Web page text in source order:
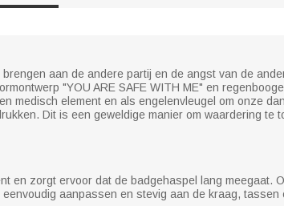
aan de andere partij en de angst van de
"YOU ARE SAFE WITH ME" en
medisch element en als engelenvleugel om onze
Dit is een geweldige manier om waardering te
en zorgt ervoor dat de badgehaspel lang meegaat.
aanpassen en stevig aan de kraag, tassen